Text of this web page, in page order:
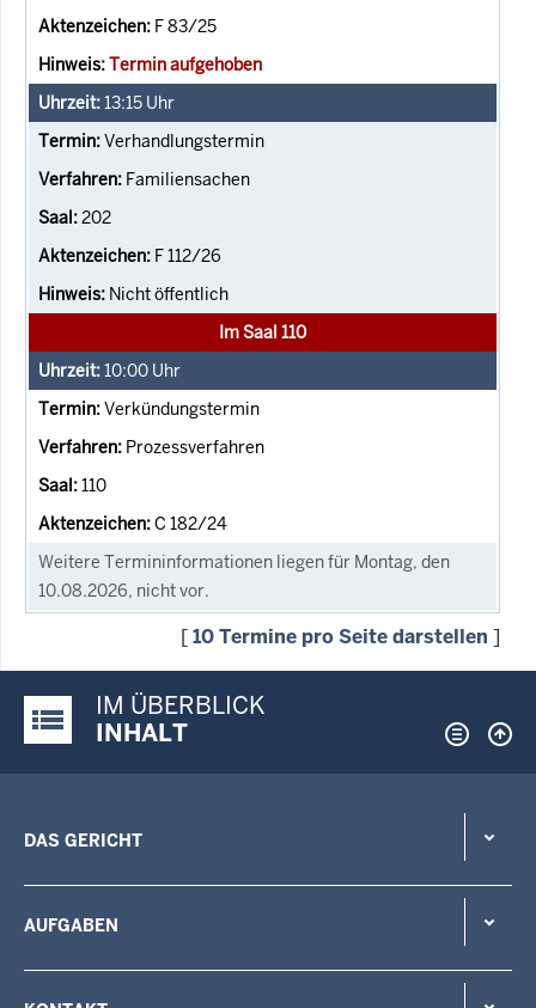
F 83/25
Termin aufgehoben
13:15 Uhr
Verhandlungstermin
Familiensachen
202
F 112/26
Nicht öffentlich
Im Saal 110
10:00 Uhr
Verkündungstermin
Prozessverfahren
110
C 182/24
Weitere Termininformationen liegen für Montag, den
10.08.2026, nicht vor.
[10 Termine pro Seite darstellen ]
Justiz-Portal im Überblick:
IM ÜBERBLICK
INHALT
DAS GERICHT
AUFGABEN